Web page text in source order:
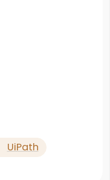
UiPath